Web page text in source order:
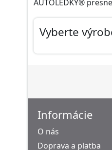
AUTOLEDKY®
Vyberte
Informácie
O nás
Doprava a platba